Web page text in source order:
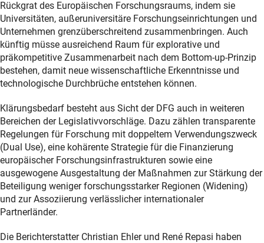
Rückgrat des Europäischen Forschungsraums, indem sie
Universitäten, außeruniversitäre Forschungseinrichtungen und
Unternehmen grenzüberschreitend zusammenbringen. Auch
künftig müsse ausreichend Raum für explorative und
präkompetitive Zusammenarbeit nach dem Bottom-up-Prinzip
bestehen, damit neue wissenschaftliche Erkenntnisse und
technologische Durchbrüche entstehen können.
Klärungsbedarf besteht aus Sicht der DFG auch in weiteren
Bereichen der Legislativvorschläge. Dazu zählen transparente
Regelungen für Forschung mit doppeltem Verwendungszweck
(Dual Use), eine kohärente Strategie für die Finanzierung
europäischer Forschungsinfrastrukturen sowie eine
ausgewogene Ausgestaltung der Maßnahmen zur Stärkung der
Beteiligung weniger forschungsstarker Regionen (Widening)
und zur Assoziierung verlässlicher internationaler
Partnerländer.
Die Berichterstatter Christian Ehler und René Repasi haben